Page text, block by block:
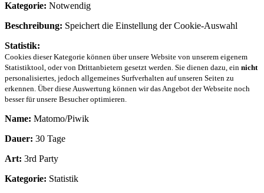
Kategorie: Notwendig
Beschreibung: Speichert die Einstellung der Cookie-Auswahl
Statistik:
Cookies dieser Kategorie können über unsere Website von unserem eigenem
Statistiktool, oder von Drittanbietern gesetzt werden. Sie dienen dazu, ein nicht
personalisiertes, jedoch allgemeines Surfverhalten auf unseren Seiten zu
erkennen. Über diese Auswertung können wir das Angebot der Webseite noch
besser für unsere Besucher optimieren.
Name: Matomo/Piwik
Dauer: 30 Tage
Art: 3rd Party
Kategorie: Statistik